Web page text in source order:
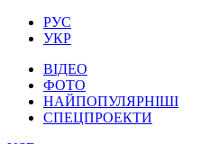
РУС
УКР
ВІДЕО
ФОТО
НАЙПОПУЛЯРНІШІ
СПЕЦПРОЕКТИ